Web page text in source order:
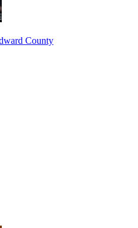
County